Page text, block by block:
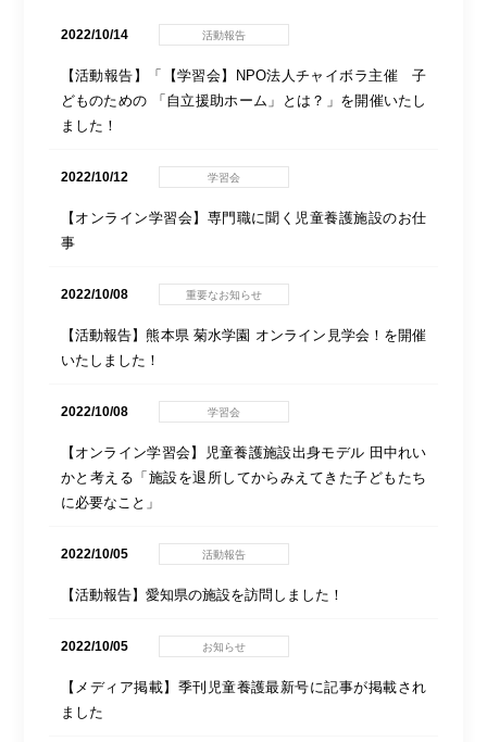
2022/10/14 活動報告
【活動報告】「【学習会】NPO法人チャイボラ主催 子
どものための 「自立援助ホーム」とは？」を開催いたし
ました！
2022/10/12 学習会
【オンライン学習会】専門職に聞く児童養護施設のお仕
事
2022/10/08 重要なお知らせ
【活動報告】熊本県 菊水学園 オンライン見学会！を開催
いたしました！
2022/10/08 学習会
【オンライン学習会】児童養護施設出身モデル 田中れい
かと考える「施設を退所してからみえてきた子どもたち
に必要なこと」
2022/10/05 活動報告
【活動報告】愛知県の施設を訪問しました！
2022/10/05 お知らせ
【メディア掲載】季刊児童養護最新号に記事が掲載され
ました